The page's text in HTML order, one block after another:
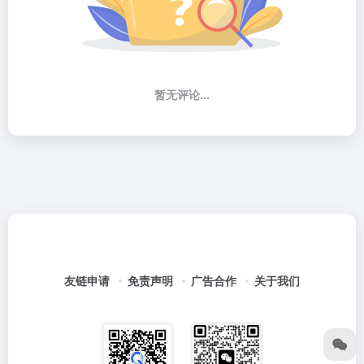
暂无评论...
友链申请 免责声明 广告合作 关于我们